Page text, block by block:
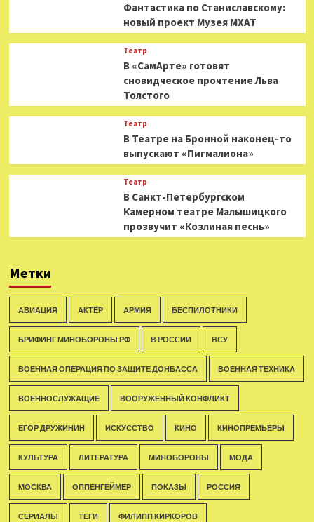
Фантастика по Станиславскому:
новый проект Музея МХАТ
Театр
В «СамАрте» готовят
сновидческое прочтение Льва
Толстого
Театр
В Театре на Бронной наконец-то
выпускают «Пигмалиона»
Театр
В Санкт-Петербургском
Камерном театре Малышицкого
прозвучит «Козлиная песнь»
Метки
АВИАЦИЯ АКТЁР АРМИЯ БЕСПИЛОТНИКИ
БРИФИНГ МИНОБОРОНЫ РФ В РОССИИ ВСУ
ВОЕННАЯ ОПЕРАЦИЯ ПО ЗАЩИТЕ ДОНБАССА ВОЕННАЯ ТЕХНИКА
ВОЕННОСЛУЖАЩИЕ ВООРУЖЕННЫЙ КОНФЛИКТ
ЕГОР ДРУЖИНИН ИСКУССТВО КИНО КИНОПРЕМЬЕРЫ
КУЛЬТУРА ЛИТЕРАТУРА МИНОБОРОНЫ МОДА
МОСКВА ОППЕНГЕЙМЕР ПОКАЗЫ РОССИЯ
СЕРИАЛЫ ТЕГИ ФИЛИПП КИРКОРОВ